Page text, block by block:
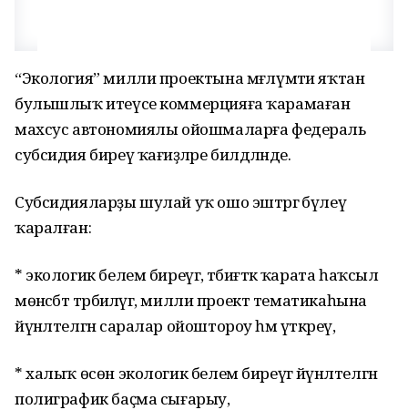
“Экология” милли проектына мәғлүмәти яҡтан
булышлыҡ итеүсе коммерцияға ҡарамаған
махсус автономиялы ойошмаларға федераль
субсидия биреү ҡағиҙәләре билдәләнде.
Субсидияларҙы шулай уҡ ошо эштәргә бүлеү
ҡаралған:
* экологик белем биреүгә, тәбиғәткә ҡарата һаҡсыл
мөнәсәбәт тәрбиәләүгә, милли проект тематикаһына
йүнәлтелгән саралар ойоштороу һәм үткәреү,
* халыҡ өсөн экологик белем биреүгә йүнәлтелгән
полиграфик баҫма сығарыу,